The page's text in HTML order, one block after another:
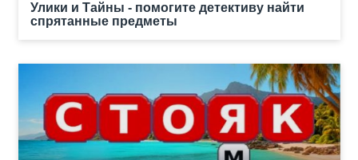
Улики и Тайны - помогите детективу найти
спрятанные предметы